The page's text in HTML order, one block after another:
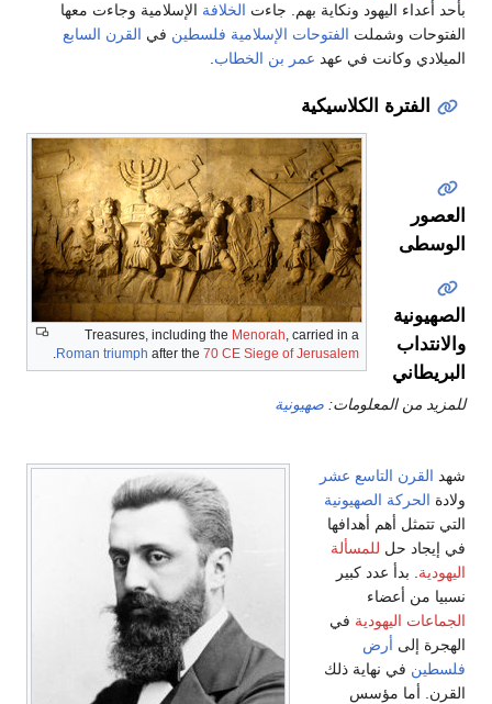
أعداء اليهود ونكاية بهم. جاءتالخلافةالإسلامية وجاءت معها
وشملتالفتوحات الإسلامية فلسطينفي القرن السابع
وكانت في عهد عمر بن الخطاب.
الفترة الكلاسيكية
Treasures, including theMenorah, carried in a
Roman triumph after the70 CE Siege of Jerusalem
.
من المعلومات:صهيونية
القرن التاسع عشر
الحركة الصهيونية
تتمثل أهم أهدافها
إيجاد حل للمسألة
. بدأ عدد كبير
من أعضاء
اليهوديةفي
إلى أرض
في نهاية ذلك
أما مؤسس